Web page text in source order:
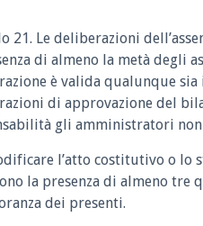
21. Le deliberazioni
di almeno la metà degli
è valida qualunque
di approvazione del
gli amministratori non
l’atto costitutivo o lo
la presenza di almeno tre
dei presenti.